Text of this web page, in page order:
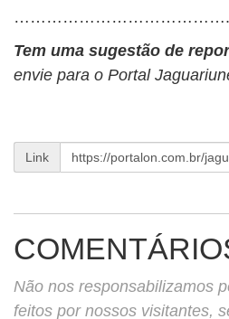
Tem uma sugestão de
envie para o Portal
Link
Não nos responsabilizamos
feitos por nossos visitantes,